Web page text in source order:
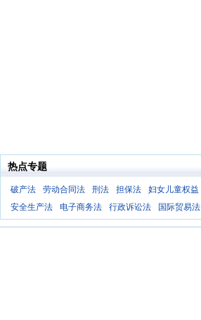
热点专题
破产法 劳动合同法 刑法 担保法 妇女儿童权益
安全生产法
电子商务法 行政诉讼法 国际贸易法